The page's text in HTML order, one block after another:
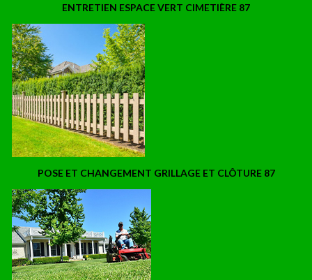
ENTRETIEN ESPACE VERT CIMETIÈRE 87
POSE ET CHANGEMENT GRILLAGE ET CLÔTURE 87